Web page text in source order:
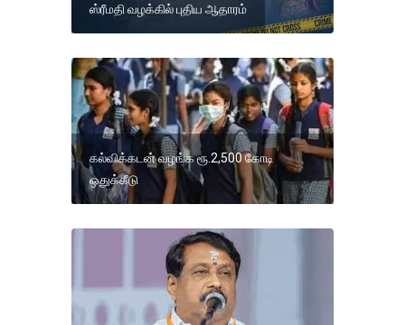
ஸ்ரீமதி வழக்கில் புதிய ஆதாரம்
கல்விக்கடன் வழங்க ரூ.2,500 கோடி
ஒதுக்கீடு